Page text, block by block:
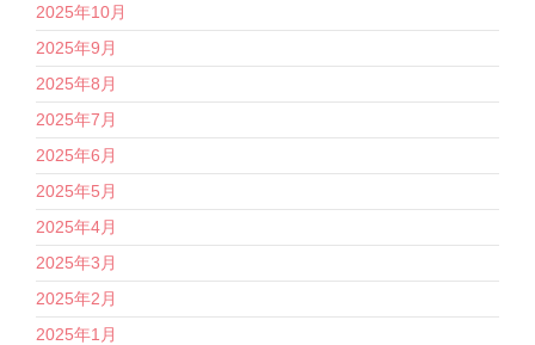
2025年10月
2025年9月
2025年8月
2025年7月
2025年6月
2025年5月
2025年4月
2025年3月
2025年2月
2025年1月